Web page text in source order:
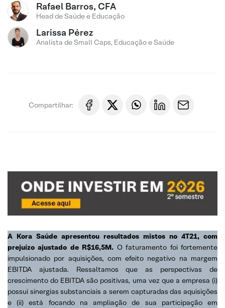
Rafael Barros, CFA
Head de Saúde e Educação
Larissa Pérez
Analista de Small Caps, Educação e Saúde
Compartilhar:
A Kora Saúde apresentou resultados mistos no 4T21, com
prejuízo ajustado de R$16,5M. O faturamento foi fortemente
impulsionado por aquisições, com efeito negativo na margem
EBITDA ajustada. Ressaltamos que as perspectivas de
crescimento do EBITDA são positivas, uma vez que a empresa (i)
possui sinergias substanciais a serem capturadas das aquisições
e (ii) está focando na ampliação de sua participação em